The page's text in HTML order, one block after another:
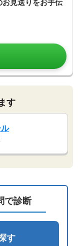
す
で診断
す